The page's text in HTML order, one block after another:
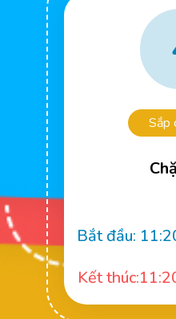
Sắp
Bắt đầu:
Kết